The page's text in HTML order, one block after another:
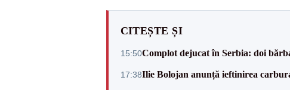
CITEȘTE ȘI
15:50Complot dejucat în Serbia: doi
17:38Ilie Bolojan anunță ieftinirea